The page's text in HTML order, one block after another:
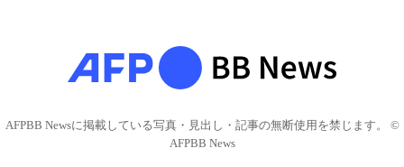
AFPBB Newsに掲載している写真・見出し・記事の無断使用を禁じます。 ©
AFPBB News